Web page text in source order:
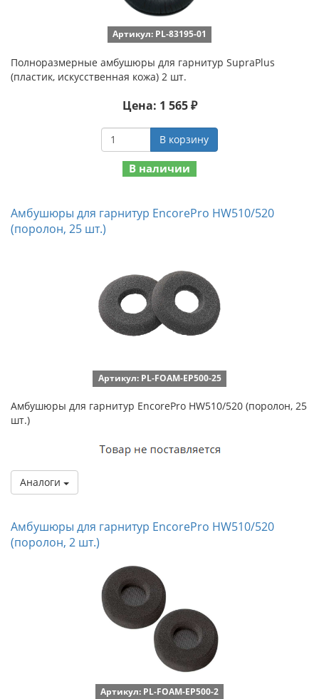
Артикул: PL-83195-01
Полноразмерные амбушюры для гарнитур SupraPlus
(пластик, искусственная кожа) 2 шт.
Цена: 1 565 ₽
В корзину
В наличии
Амбушюры для гарнитур EncorePro HW510/520
(поролон, 25 шт.)
Артикул: PL-FOAM-EP500-25
Амбушюры для гарнитур EncorePro HW510/520 (поролон, 25
шт.)
Аналоги
Амбушюры для гарнитур EncorePro HW510/520
(поролон, 2 шт.)
Артикул: PL-FOAM-EP500-2